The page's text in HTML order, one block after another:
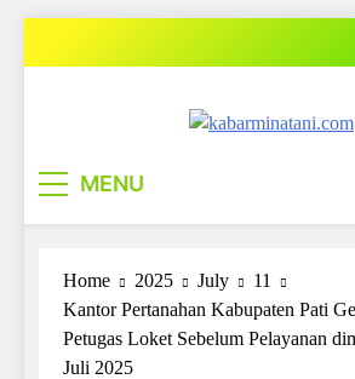
MENU
Home 2025 July
11
Kantor Pertanahan Kabupaten Pati
Petugas Loket Sebelum Pelayanan
Juli 2025